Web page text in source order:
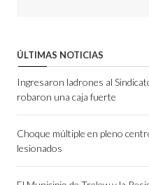
ÚLTIMAS NOTICIAS
Ingresaron ladrones al
robaron una caja fuerte
Choque múltiple en pleno
lesionados